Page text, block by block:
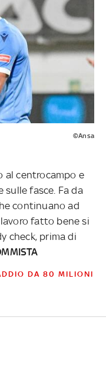
©Ansa
al centrocampo e
sulle fasce. Fa da
continuano ad
fatto bene si
check, prima di
DA 80 MILIONI